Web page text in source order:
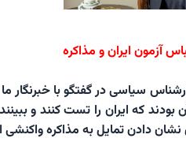
آزمون ایران و مذاکره
سیاسی در گفتگو با خبرنگار ما
بودند که ایران را تست کنند و
دادن تمایل به مذاکره واکنشی